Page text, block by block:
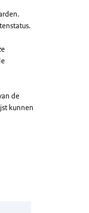
de
kunnen